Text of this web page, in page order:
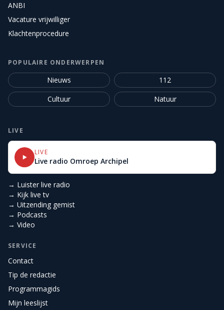
ANBI
Vacature vrijwilliger
Klachtenprocedure
POPULAIRE ONDERWERPEN
Nieuws
112
Cultuur
Natuur
LIVE
LIVE
Live radio Omroep Archipel
→ Luister live radio
→ Kijk live tv
→ Uitzending gemist
→ Podcasts
→ Video
SERVICE
Contact
Tip de redactie
Programmagids
Mijn leeslijst